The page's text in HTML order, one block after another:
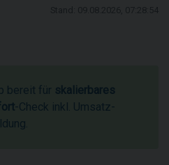
bereit für skalierbares
-Check inkl. Umsatz-